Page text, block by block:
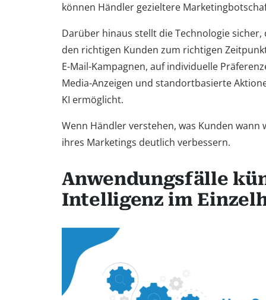
können Händler gezieltere
Darüber hinaus stellt die Technologie
den richtigen Kunden zum richtigen
E-Mail-Kampagnen, auf individuelle
Media-Anzeigen und standortbasierte
KI ermöglicht.
Wenn Händler verstehen, was Kunden wann
ihres Marketings deutlich verbessern.
Anwendungsfälle
Intelligenz im